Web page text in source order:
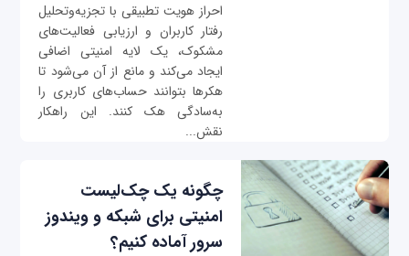
احراز هویت تطبیقی با تجزیه‌وتحلیل
رفتار کاربران و ارزیابی فعالیت‌های
مشکوک، یک لایه امنیتی اضافی
ایجاد می‌کند و مانع از آن می‌شود تا
هکرها بتوانند حساب‌های کاربری را
به‌سادگی هک کنند. این راهکار
نقش...
چگونه یک چک‌لیست
امنیتی برای شبکه و ویندوز
سرور آماده کنیم؟